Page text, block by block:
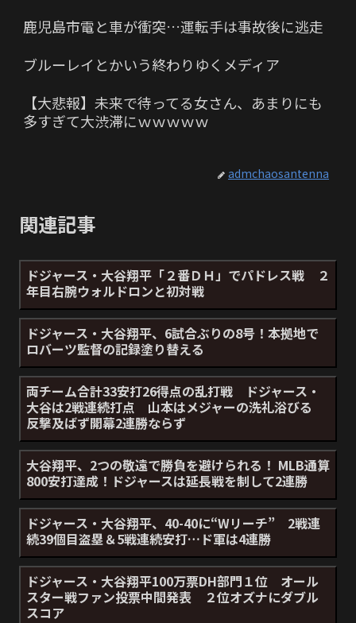
鹿児島市電と車が衝突…運転手は事故後に逃走
ブルーレイとかいう終わりゆくメディア
【大悲報】未来で待ってる女さん、あまりにも
多すぎて大渋滞にｗｗｗｗｗ
admchaosantenna
関連記事
ドジャース・大谷翔平「２番ＤＨ」でパドレス戦 ２
年目右腕ウォルドロンと初対戦
ドジャース・大谷翔平、6試合ぶりの8号！本拠地で
ロバーツ監督の記録塗り替える
両チーム合計33安打26得点の乱打戦 ドジャース・
大谷は2戦連続打点 山本はメジャーの洗礼浴びる
反撃及ばず開幕2連勝ならず
大谷翔平、2つの敬遠で勝負を避けられる！ MLB通算
800安打達成！ドジャースは延長戦を制して2連勝
ドジャース・大谷翔平、40-40に“Wリーチ” 2戦連
続39個目盗塁＆5戦連続安打…ド軍は4連勝
ドジャース・大谷翔平100万票DH部門１位 オール
スター戦ファン投票中間発表 ２位オズナにダブル
スコア